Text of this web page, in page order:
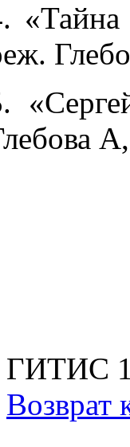
«Тайна
ГИТИС
Возврат